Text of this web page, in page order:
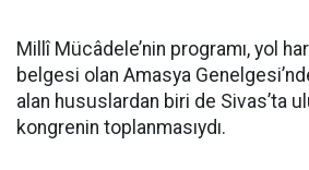
Millî Mücâdele’nin programı, yol
belgesi olan Amasya
alan hususlardan biri de Sivas’ta
kongrenin toplanmasıydı.